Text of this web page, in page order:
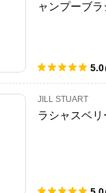
ャンプーブラ
5.0
JILL STUART
ラシャスベリ